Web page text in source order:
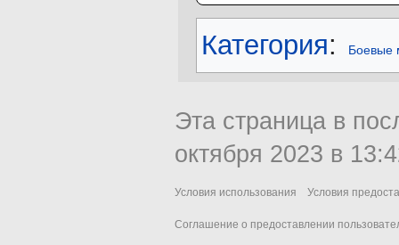
Категория: Боевые
Эта страница в
октября 2023 в
Условия использования Условия
Соглашение о предоставлении